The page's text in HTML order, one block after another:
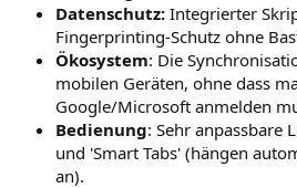
Datenschutz: Integrierter
Fingerprinting-Schutz ohne
Ökosystem: Die
mobilen Geräten, ohne dass
Google/Microsoft anmelden
Bedienung: Sehr anpassbare
und 'Smart Tabs' (hängen
an).